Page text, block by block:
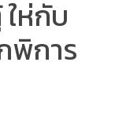
ห่กับ
พิการ